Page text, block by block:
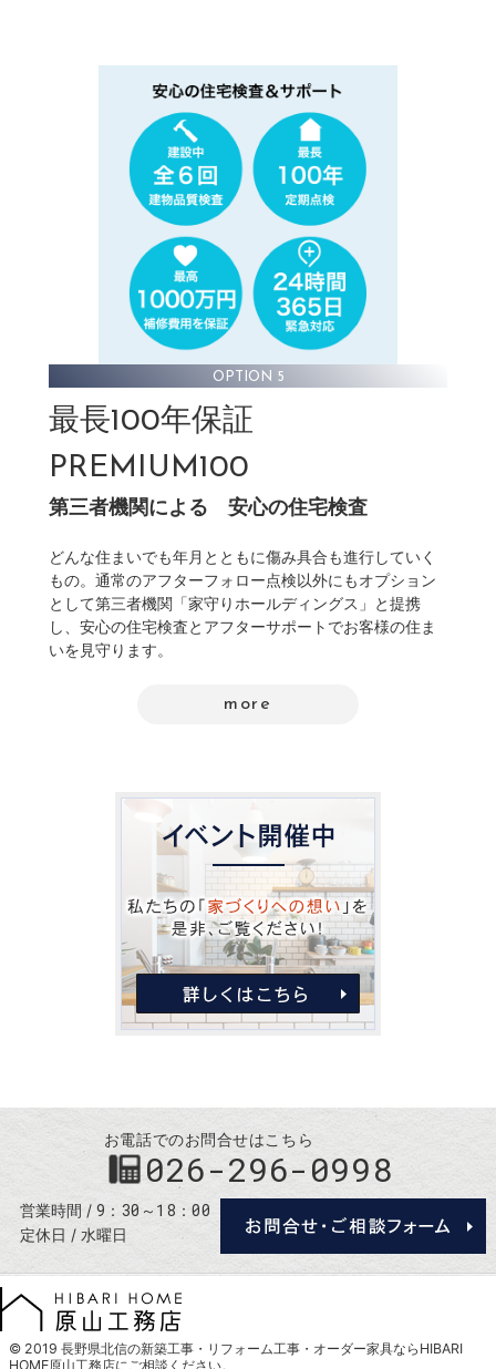
OPTION 5
最長100年保証
PREMIUM100
第三者機関による安心の住宅検査
どんな住まいでも年月とともに傷み具合も進行していく
もの。通常のアフターフォロー点検以外にもオプション
として第三者機関「家守りホールディングス」と提携
し、安心の住宅検査とアフターサポートでお客様の住ま
いを見守ります。
more
お電話でのお問合せはこちら
026-296-0998
営業時間 9：30～18：00
定休日 水曜日
© 2019 長野県北信の新築工事・リフォーム工事・オーダー家具ならHIBARI
HOME原山工務店にご相談ください。